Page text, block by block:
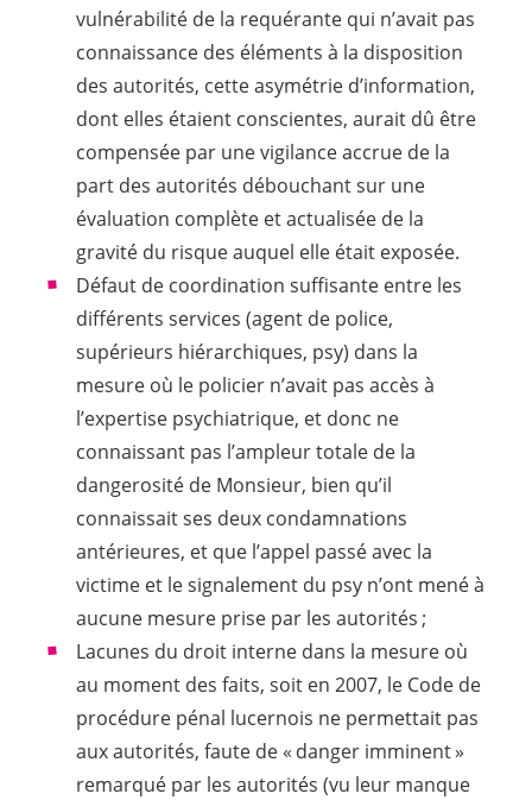
vulnérabilité de la requérante qui n’avait pas
connaissance des éléments à la disposition
des autorités, cette asymétrie d’information,
dont elles étaient conscientes, aurait dû être
compensée par une vigilance accrue de la
part des autorités débouchant sur une
évaluation complète et actualisée de la
gravité du risque auquel elle était exposée.
Défaut de coordination suffisante entre les
différents services (agent de police,
supérieurs hiérarchiques, psy) dans la
mesure où le policier n’avait pas accès à
l’expertise psychiatrique, et donc ne
connaissant pas l’ampleur totale de la
dangerosité de Monsieur, bien qu’il
connaissait ses deux condamnations
antérieures, et que l’appel passé avec la
victime et le signalement du psy n’ont mené à
aucune mesure prise par les autorités ;
Lacunes du droit interne dans la mesure où
au moment des faits, soit en 2007, le Code de
procédure pénal lucernois ne permettait pas
aux autorités, faute de « danger imminent »
remarqué par les autorités (vu leur manque